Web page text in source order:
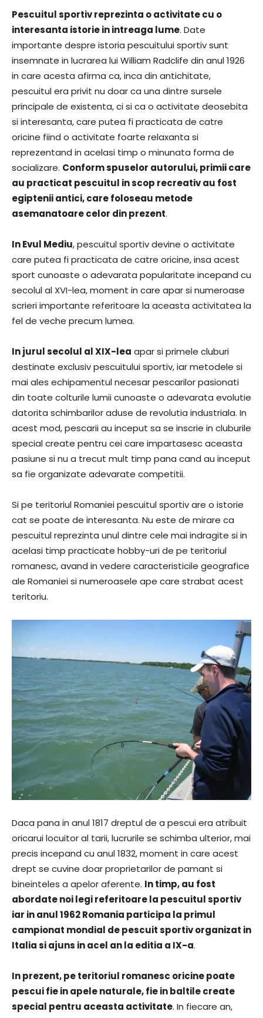
Pescuitul sportiv reprezinta o activitate cu o
interesanta istorie in intreaga lume. Date
importante despre istoria pescuitului sportiv sunt
insemnate in lucrarea lui William Radclife din anul 1926
in care acesta afirma ca, inca din antichitate,
pescuitul era privit nu doar ca una dintre sursele
principale de existenta, ci si ca o activitate deosebita
si interesanta, care putea fi practicata de catre
oricine fiind o activitate foarte relaxanta si
reprezentand in acelasi timp o minunata forma de
socializare. Conform spuselor autorului, primii care
au practicat pescuitul in scop recreativ au fost
egiptenii antici, care foloseau metode
asemanatoare celor din prezent.
In Evul Mediu, pescuitul sportiv devine o activitate
care putea fi practicata de catre oricine, insa acest
sport cunoaste o adevarata popularitate incepand cu
secolul al XVI-lea, moment in care apar si numeroase
scrieri importante referitoare la aceasta activitatea la
fel de veche precum lumea.
In jurul secolul al XIX-lea apar si primele cluburi
destinate exclusiv pescuitului sportiv, iar metodele si
mai ales echipamentul necesar pescarilor pasionati
din toate colturile lumii cunoaste o adevarata evolutie
datorita schimbarilor aduse de revolutia industriala. In
acest mod, pescarii au inceput sa se inscrie in cluburile
special create pentru cei care impartasesc aceasta
pasiune si nu a trecut mult timp pana cand au inceput
sa fie organizate adevarate competitii.
Si pe teritoriul Romaniei pescuitul sportiv are o istorie
cat se poate de interesanta. Nu este de mirare ca
pescuitul reprezinta unul dintre cele mai indragite si in
acelasi timp practicate hobby-uri de pe teritoriul
romanesc, avand in vedere caracteristicile geografice
ale Romaniei si numeroasele ape care strabat acest
teritoriu.
Daca pana in anul 1817 dreptul de a pescui era atribuit
oricarui locuitor al tarii, lucrurile se schimba ulterior, mai
precis incepand cu anul 1832, moment in care acest
drept se cuvine doar proprietarilor de pamant si
bineinteles a apelor aferente. In timp, au fost
abordate noi legi referitoare la pescuitul sportiv
iar in anul 1962 Romania participa la primul
campionat mondial de pescuit sportiv organizat in
Italia si ajuns in acel an la editia a IX-a.
In prezent, pe teritoriul romanesc oricine poate
pescui fie in apele naturale, fie in baltile create
special pentru aceasta activitate. In fiecare an,